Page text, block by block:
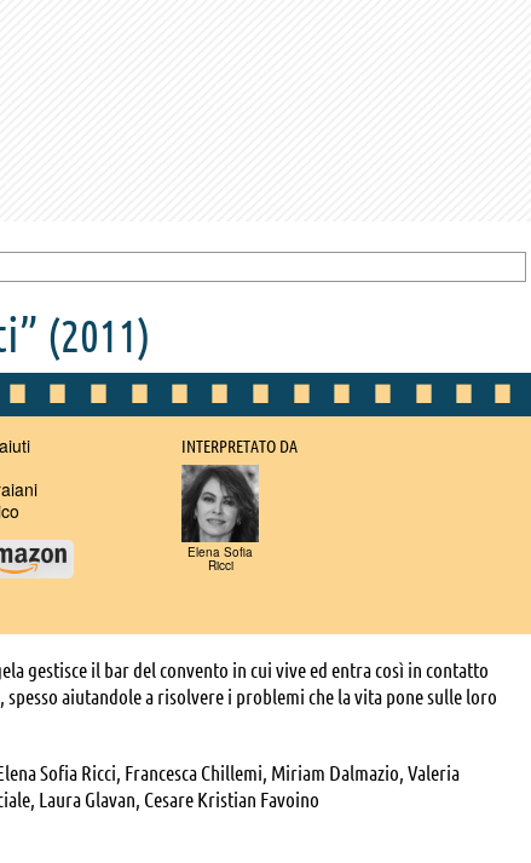
(2011)
INTERPRETATO DA
Elena Sofia
Ricci
gestisce il bar del convento in cui vive ed entra così in contatto
spesso aiutandole a risolvere i problemi che la vita pone sulle loro
Sofia Ricci, Francesca Chillemi, Miriam Dalmazio, Valeria
Laura Glavan, Cesare Kristian Favoino